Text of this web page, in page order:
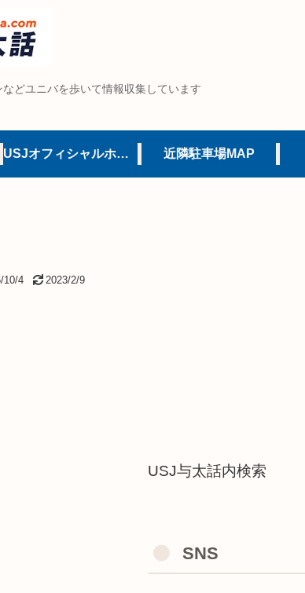
どユニバを歩いて情報収集しています
USJオフィシャルホテル 近隣駐車場MAP
10/4 2023/2/9
USJ与太話内検索
SNS